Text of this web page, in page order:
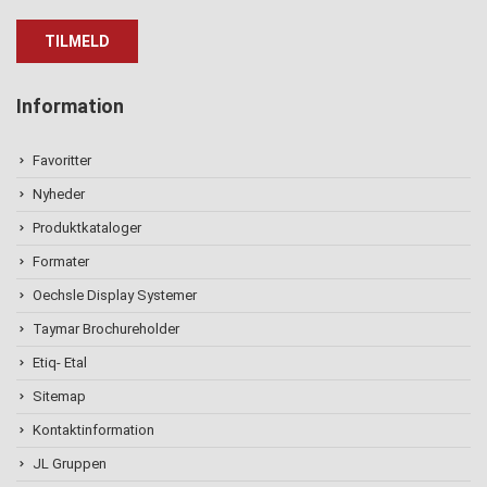
Information
Favoritter
Nyheder
Produktkataloger
Formater
Oechsle Display Systemer
Taymar Brochureholder
Etiq- Etal
Sitemap
Kontaktinformation
JL Gruppen